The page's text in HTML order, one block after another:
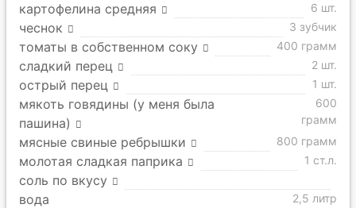
картофелина средняя 6 шт.
чеснок 3 зубчик
томаты в собственном соку 400 грамм
сладкий перец 2 шт.
острый перец 1 шт.
мякоть говядины (у меня была
пашина)
600
грамм
мясные свиные ребрышки 800 грамм
молотая сладкая паприка 1 ст.л.
соль по вкусу
вода
2,5 литр